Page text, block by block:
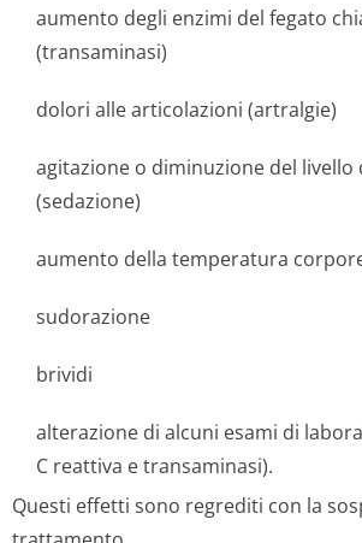
aumento degli enzimi del fegato
(transaminasi)
dolori alle articolazioni (artralgie)
agitazione o diminuzione del livello
(sedazione)
aumento della temperatura
sudorazione
brividi
alterazione di alcuni esami di
C reattiva e transaminasi).
Questi effetti sono regrediti con la